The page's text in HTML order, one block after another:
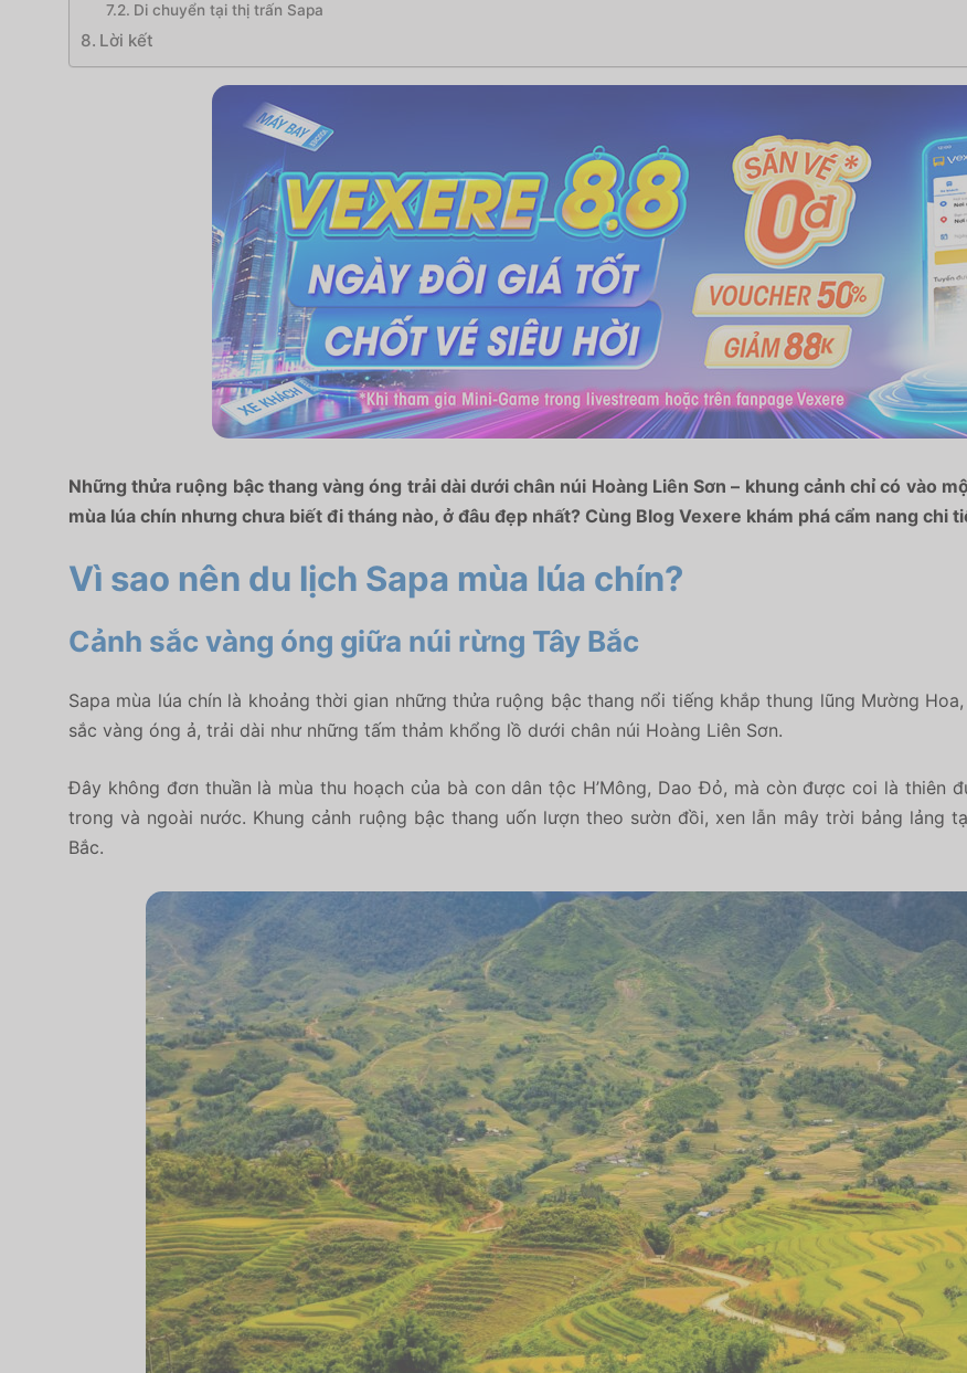
Di chuyển tại thị trấn Sapa
Lời kết
Những thửa ruộng bậc thang vàng óng trải dài dưới chân núi Hoàng Liên Sơn – khung cảnh chỉ có vào
mùa lúa chín nhưng chưa biết đi tháng nào, ở đâu đẹp nhất? Cùng Blog Vexere khám phá cẩm nang chi
Vì sao nên du lịch Sapa mùa lúa chín?
Cảnh sắc vàng óng giữa núi rừng Tây Bắc
Sapa mùa lúa chín là khoảng thời gian những thửa ruộng bậc thang nổi tiếng khắp thung lũng Mường
sắc vàng óng ả, trải dài như những tấm thảm khổng lồ dưới chân núi Hoàng Liên Sơn.
Đây không đơn thuần là mùa thu hoạch của bà con dân tộc H’Mông, Dao Đỏ, mà còn được coi là thiên
trong và ngoài nước. Khung cảnh ruộng bậc thang uốn lượn theo sườn đồi, xen lẫn mây trời bảng lảng
Bắc.